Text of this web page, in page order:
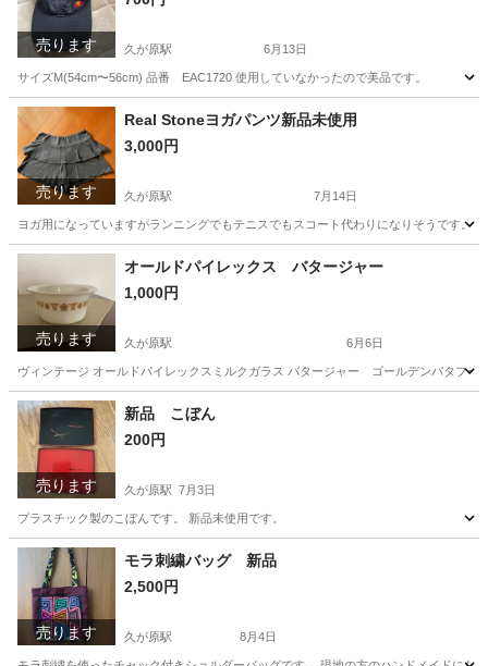
売ります 久が原駅 6月13日
サイズM(54cm〜56cm) 品番 EAC1720 使用していなかったので美品です。
東京 大田区 テニス
売ります
Real Stoneヨガパンツ新品未使用
3,000円
久が原駅 7月14日
ヨガ用になっていますがランニングでもテニスでもスコート代わりになりそうです
東京 大田区 久が原駅 スポーツウェア
売ります
オールドパイレックス バタージャー
1,000円
久が原駅 6月6日
ヴィンテージ オールドパイレックスミルクガラス バタージャー ゴールデンバタフ
東京 大田区 久が原駅
売ります
新品 こぼん
200円
久が原駅 7月3日
プラスチック製のこぼんです。 新品未使用です。
東京 大田区 久が原駅 ポータブルゲーム
売ります
モラ刺繍バッグ 新品
2,500円
久が原駅 8月4日